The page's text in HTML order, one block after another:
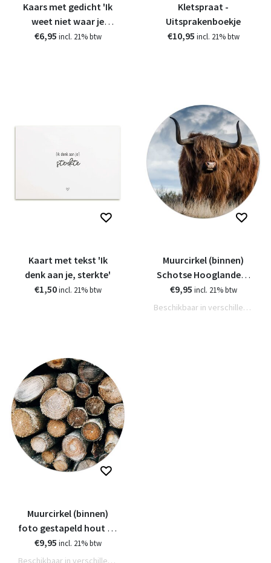
Kaars met gedicht 'Ik
weet niet waar je
bent...'
€6,95 incl. 21% btw
Kletspraat -
Uitsprakenboekje
€10,95 incl. 21% btw
Kaart met tekst 'Ik
denk aan je, sterkte'
€1,50 incl. 21% btw
Muurcirkel (binnen)
Schotse Hooglander -
in 3 formaten
€9,95 incl. 21% btw
Beschikbaar in verschillende varianten
Muurcirkel (binnen)
foto gestapeld hout - 3
formaten
€9,95 incl. 21% btw
Beschikbaar in verschillende varianten